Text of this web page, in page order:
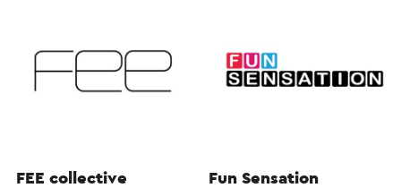
FEE collective Fun Sensation